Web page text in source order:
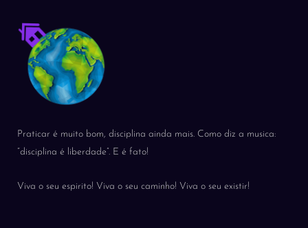
Praticar é muito bom, disciplina ainda mais. Como diz a musica:
“disciplina é liberdade”. E é fato!
Viva o seu espirito! Viva o seu caminho! Viva o seu existir!